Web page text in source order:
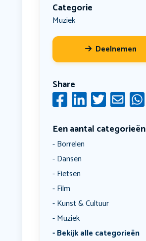
Categorie
Muziek
Deelnemen
Share
Een aantal categorieën
Borrelen
Dansen
Fietsen
Film
Kunst & Cultuur
Muziek
Bekijk alle categorieën